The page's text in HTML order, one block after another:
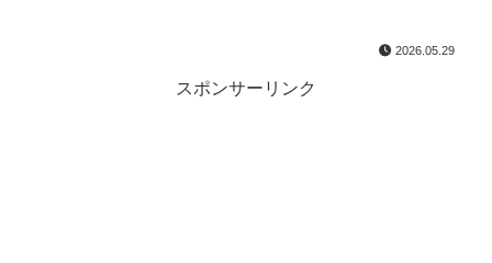
2026.05.29
スポンサーリンク